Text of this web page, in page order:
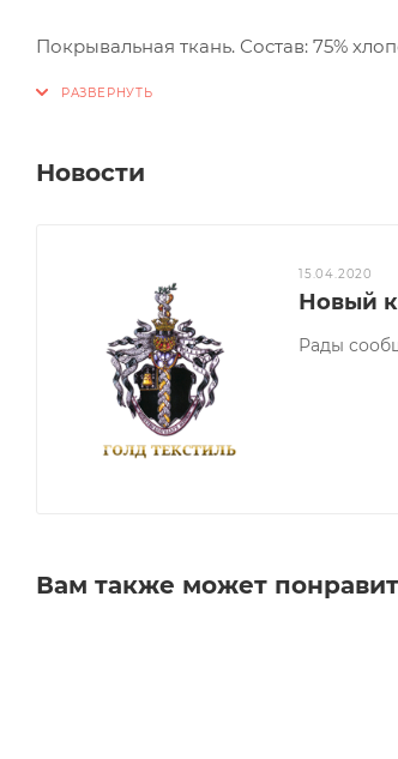
Покрывальная ткань. Состав: 75%
Новости
15.04.2020
Новый
Рады
Вам также может